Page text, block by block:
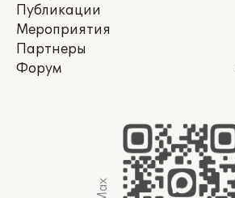
Публикации
Мероприятия
Партнеры
Форум